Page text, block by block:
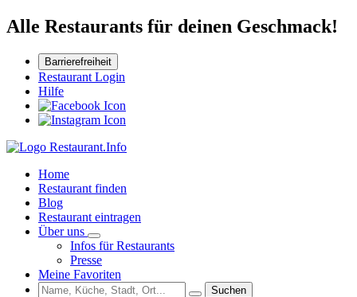
Alle Restaurants für deinen Geschmack!
Barrierefreiheit
Restaurant Login
Hilfe
Home
Restaurant finden
Blog
Restaurant eintragen
Über uns
Infos für Restaurants
Presse
Meine Favoriten
Suchen